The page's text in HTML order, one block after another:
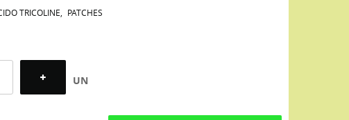
TRICOLINE PATCHES
UN